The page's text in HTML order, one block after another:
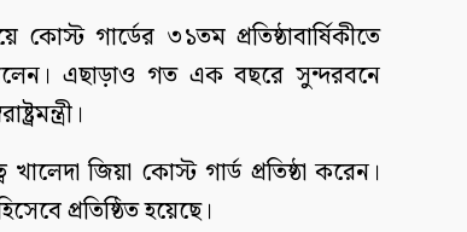
গার্ডের ৩১তম প্রতিষ্ঠাবার্ষিকীতে
এছাড়াও গত এক বছরে সুন্দরবনে
খালেদা জিয়া কোস্ট গার্ড প্রতিষ্ঠা করেন।
প্রতিষ্ঠিত হয়েছে।